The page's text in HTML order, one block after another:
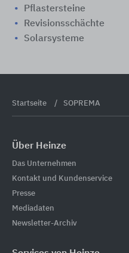
Pflastersteine
Revisionsschächte
Solarsysteme
Startseite SOPREMA
Über Heinze
Das Unternehmen
Kontakt und Kundenservice
Presse
Mediadaten
Newsletter-Archiv